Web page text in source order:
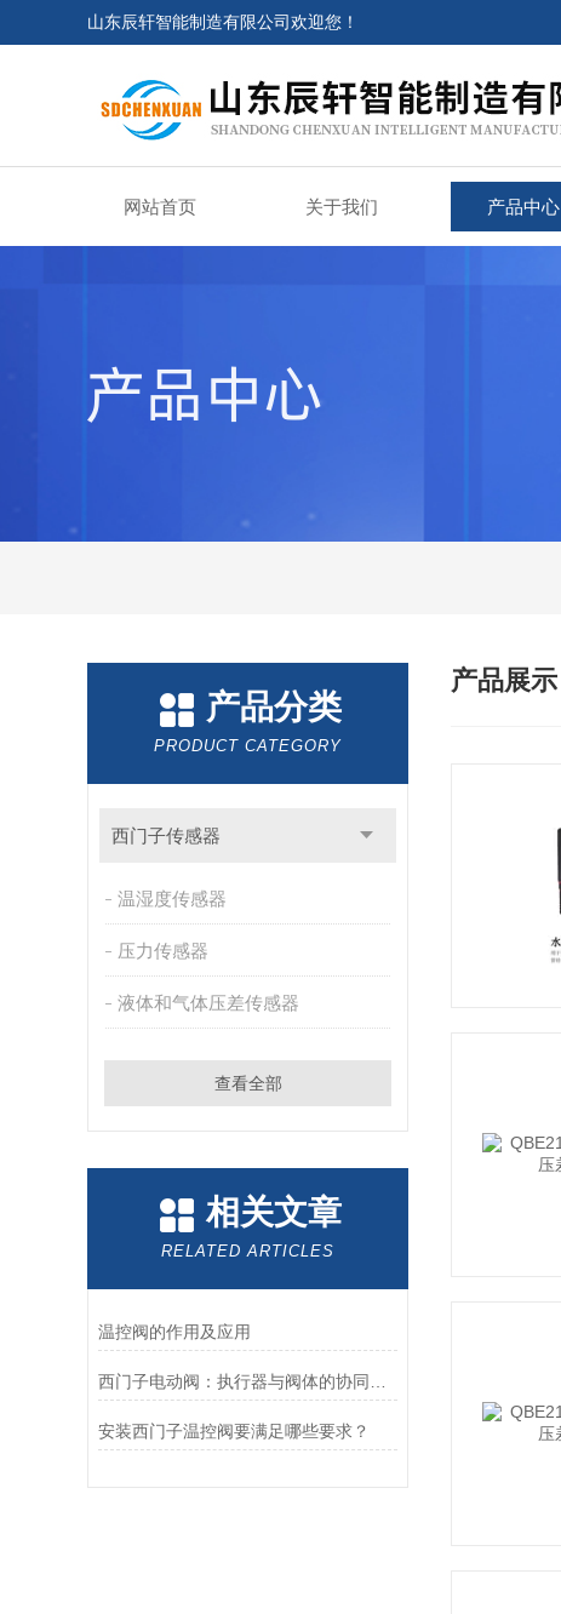
山东辰轩智能制造有限公司欢迎您！
网站首页 关于我们 产品中心
产品分类
PRODUCT CATEGORY
西门子传感器
温湿度传感器
压力传感器
液体和气体压差传感器
查看全部
相关文章
RELATED ARTICLES
温控阀的作用及应用
安装西门子温控阀要满足哪些要求？
产品展示